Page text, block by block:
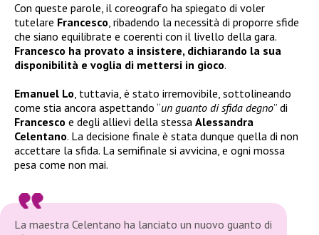
Con queste parole, il coreografo ha spiegato di voler
tutelare Francesco, ribadendo la necessità di proporre sfide
che siano equilibrate e coerenti con il livello della gara.
Francesco ha provato a insistere, dichiarando la sua
disponibilità e voglia di mettersi in gioco.
Emanuel Lo, tuttavia, è stato irremovibile, sottolineando
come stia ancora aspettando “un guanto di sfida degno” di
Francesco e degli allievi della stessa Alessandra
Celentano. La decisione finale è stata dunque quella di non
accettare la sfida. La semifinale si avvicina, e ogni mossa
pesa come non mai.
La maestra Celentano ha lanciato un nuovo guanto di